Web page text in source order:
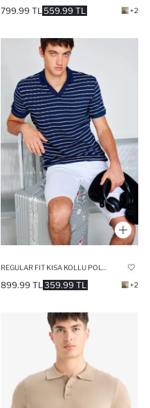
559.99 TL
799.99 TL +2
359.99 TL
899.99 TL +2